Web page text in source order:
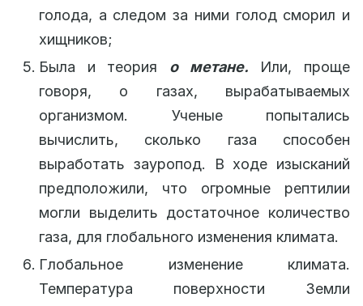
голода, а следом за ними голод сморил и
хищников;
Была и теория о метане. Или, проще
говоря, о газах, вырабатываемых
организмом. Ученые попытались
вычислить, сколько газа способен
выработать зауропод. В ходе изысканий
предположили, что огромные рептилии
могли выделить достаточное количество
газа, для глобального изменения климата.
Глобальное изменение климата.
Температура поверхности Земли